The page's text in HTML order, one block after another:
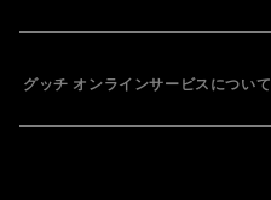
グッチ オンラインサービスについて